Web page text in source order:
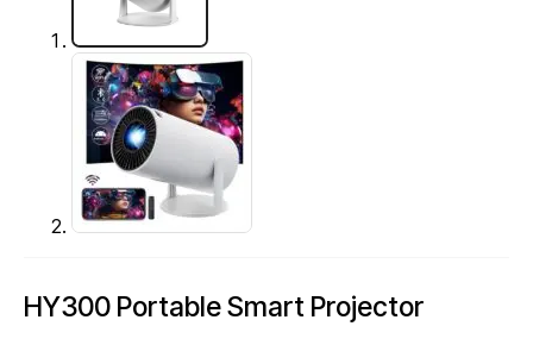
HY300 Portable Smart Projector